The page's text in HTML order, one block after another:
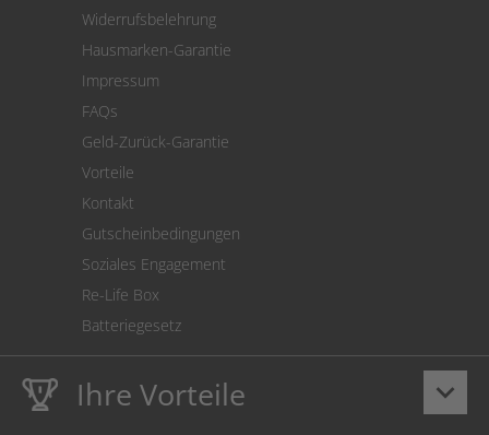
Cookie Einstellungen
Widerrufsbelehrung
Hausmarken-Garantie
Impressum
FAQs
Geld-Zurück-Garantie
Vorteile
Kontakt
Gutscheinbedingungen
Soziales Engagement
Re-Life Box
Batteriegesetz
keyboard_arrow_down
Ihre Vorteile